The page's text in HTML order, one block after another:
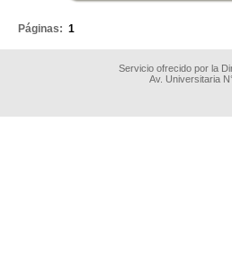
Páginas: 1
Servicio ofrecido por la
Av. Universitaria